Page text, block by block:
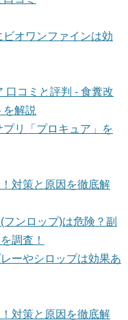
オワンファインは効
口コミと評判 - 食糞改
を解説
リ「プロキュア」を
対策と原因を徹底解
ンロップ)は危険？副
調査！
ーやシロップは効果あ
対策と原因を徹底解